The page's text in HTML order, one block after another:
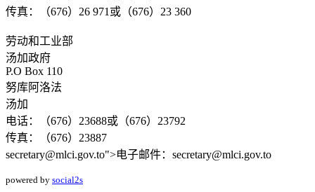
传真：（676）26 971或（676）23 360
劳动和工业部
汤加政府
P.O Box 110
努库阿洛法
汤加
电话：（676）23688或（676）23792
传真：（676）23887
secretary@mlci.gov.to">电子邮件： secretary@mlci.gov.to
powered by social2s